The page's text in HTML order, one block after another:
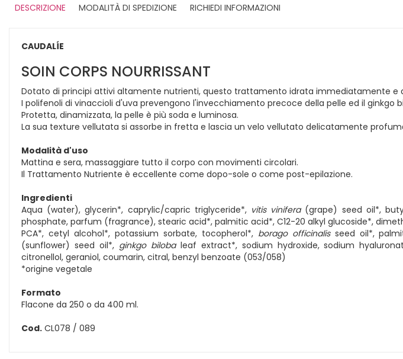
DESCRIZIONE
MODALITÀ DI SPEDIZIONE RICHIEDI INFORMAZIONI
CAUDALÍE
SOIN CORPS NOURRISSANT
Dotato di principi attivi altamente nutrienti, questo trattamento idrata immediatamente e
I polifenoli di vinaccioli d'uva prevengono l'invecchiamento precoce della pelle ed il ginkgo
Protetta, dinamizzata, la pelle è più soda e luminosa.
La sua texture vellutata si assorbe in fretta e lascia un velo vellutato delicatamente
Modalità d'uso
Mattina e sera, massaggiare tutto il corpo con movimenti circolari.
Il Trattamento Nutriente è eccellente come dopo-sole o come post-epilazione.
Ingredienti
Aqua (water), glycerin*, caprylic/capric triglyceride*, vitis vinifera(grape) seed oil*,
phosphate, parfum (fragrance), stearic acid*, palmitic acid*, C12-20 alkyl glucoside*,
PCA*, cetyl alcohol*, potassium sorbate, tocopherol*, borago officinalisseed oil*,
(sunflower) seed oil*, ginkgo bilobaleaf extract*, sodium hydroxide, sodium
citronellol, geraniol, coumarin, citral, benzyl benzoate (053/058)
*origine vegetale
Formato
Flacone da 250 o da 400 ml.
Cod. CL078 / 089